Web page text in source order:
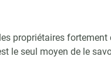
propriétaires fortement
le seul moyen de le